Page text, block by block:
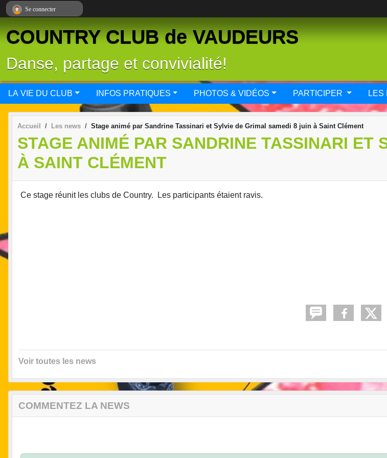
COUNTRY CLUB de VAUDEURS
Danse, partage et convivialité!
LA VIE DU CLUB INFOS PRATIQUES PHOTOS & VIDÉOS PARTICIPER LES
Accueil Les news Stage animé par Sandrine Tassinari et Sylvie de Grimal samedi 8 juin à Saint Clément
STAGE ANIMÉ PAR SANDRINE TASSINARI ET
À SAINT CLÉMENT
Ce stage réunit les clubs de Country. Les participants étaient ravis.
Voir toutes les news
COMMENTEZ LA NEWS
Se connecter
Panneau de gestion des cookies